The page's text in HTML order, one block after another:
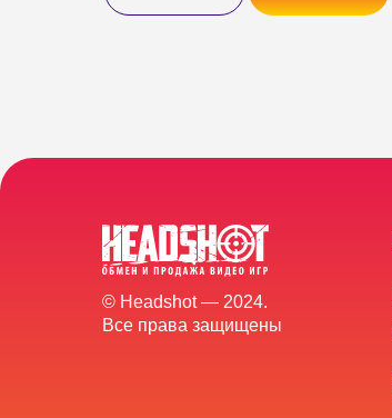
© Headshot — 2024.
Все права защищены